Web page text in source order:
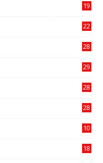
19
22
28
29
28
28
10
18